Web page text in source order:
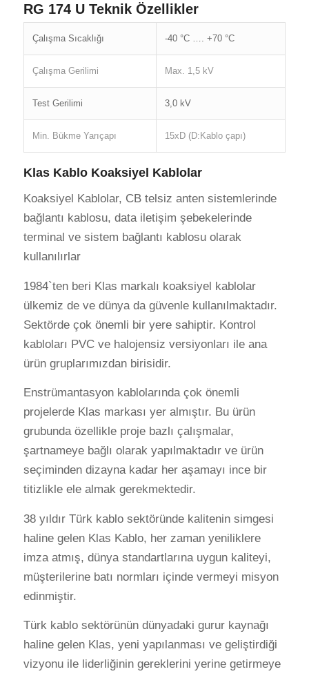
RG 174 U Teknik Özellikler
Çalışma Sıcaklığı -40 °C …. +70 °C
Çalışma Gerilimi Max. 1,5 kV
Test Gerilimi 3,0 kV
Min. Bükme Yarıçapı 15xD (D:Kablo çapı)
Klas Kablo Koaksiyel Kablolar
Koaksiyel Kablolar, CB telsiz anten sistemlerinde
bağlantı kablosu, data iletişim şebekelerinde
terminal ve sistem bağlantı kablosu olarak
kullanılırlar
1984`ten beri Klas markalı koaksiyel kablolar
ülkemiz de ve dünya da güvenle kullanılmaktadır.
Sektörde çok önemli bir yere sahiptir. Kontrol
kabloları PVC ve halojensiz versiyonları ile ana
ürün gruplarımızdan birisidir.
Enstrümantasyon kablolarında çok önemli
projelerde Klas markası yer almıştır. Bu ürün
grubunda özellikle proje bazlı çalışmalar,
şartnameye bağlı olarak yapılmaktadır ve ürün
seçiminden dizayna kadar her aşamayı ince bir
titizlikle ele almak gerekmektedir.
38 yıldır Türk kablo sektöründe kalitenin simgesi
haline gelen Klas Kablo, her zaman yeniliklere
imza atmış, dünya standartlarına uygun kaliteyi,
müşterilerine batı normları içinde vermeyi misyon
edinmiştir.
Türk kablo sektörünün dünyadaki gurur kaynağı
haline gelen Klas, yeni yapılanması ve geliştirdiği
vizyonu ile liderliğinin gereklerini yerine getirmeye